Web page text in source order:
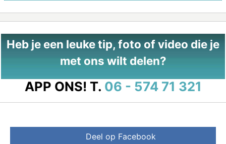
Heb je een leuke tip, foto of video die je
met ons wilt delen?
APP ONS! T. 06 - 574 71 321
Deel op Facebook